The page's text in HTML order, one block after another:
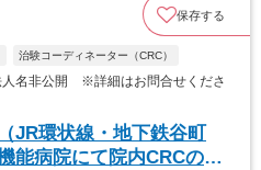
保存する
治験コーディネーター（CRC）
人名非公開 ※詳細はお問合せくださ
JR環状線・地下鉄谷町
能病院にて院内CRCの募